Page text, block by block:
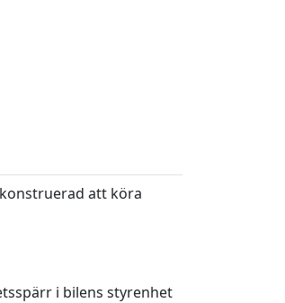
att köra
i bilens styrenhet